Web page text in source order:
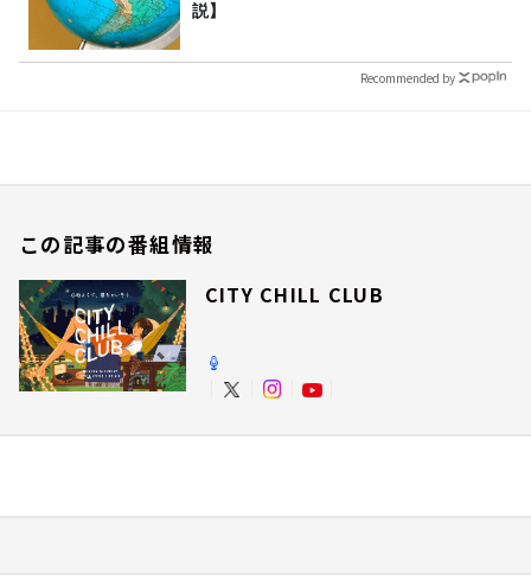
説】
Recommended by
この記事の番組情報
CITY CHILL CLUB